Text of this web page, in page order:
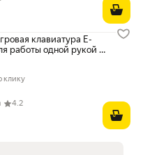
клавиатура E-
работы одной рукой со
подсветкой и 6
Пэй 2567 ₽ вместо
клику
4.2